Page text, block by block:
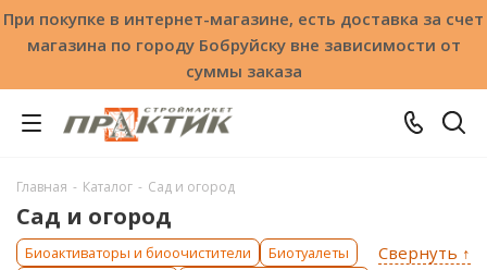
При покупке в интернет-магазине, есть доставка за счет
магазина по городу Бобруйску вне зависимости от
суммы заказа
Главная - Каталог - Сад и огород
Сад и огород
Свернуть ↑
Биоактиваторы и биоочистители
Биотуалеты